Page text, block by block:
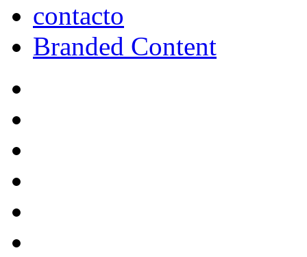
contacto
Branded Content